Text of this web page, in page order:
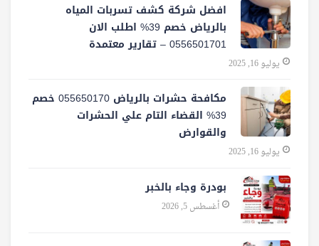
افضل شركة كشف تسربات المياه
بالرياض خصم 39% اطلب الان
0556501701‬‏ – تقارير معتمدة
يوليو 16, 2025
مكافحة حشرات بالرياض 055650170 خصم
39% القضاء التام علي الحشرات
والقوارض
يوليو 16, 2025
بودرة وجاء بالخبر
أغسطس 5, 2026